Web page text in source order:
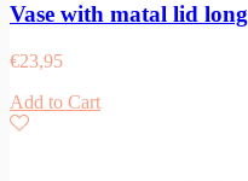
Vase with matal lid long
€23,95
Add to Cart